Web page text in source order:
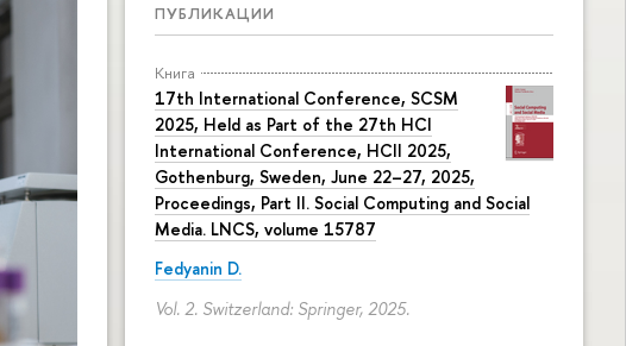
ПУБЛИКАЦИИ
Книга
17th International Conference, SCSM
2025, Held as Part of the 27th HCI
International Conference, HCII 2025,
Gothenburg, Sweden, June 22–27, 2025,
Proceedings, Part II. Social Computing and Social
Media. LNCS, volume 15787
Fedyanin D.
Vol. 2. Switzerland: Springer, 2025.